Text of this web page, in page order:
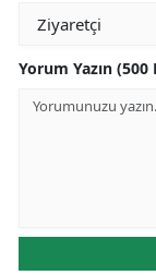
Yorum Yazın